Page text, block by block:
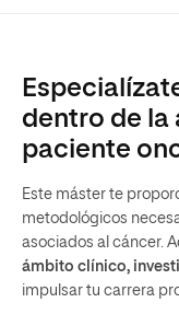
dentro de la
paciente
Este máster te
metodológicos
asociados al cáncer.
ámbito clínico,
impulsar tu carrera